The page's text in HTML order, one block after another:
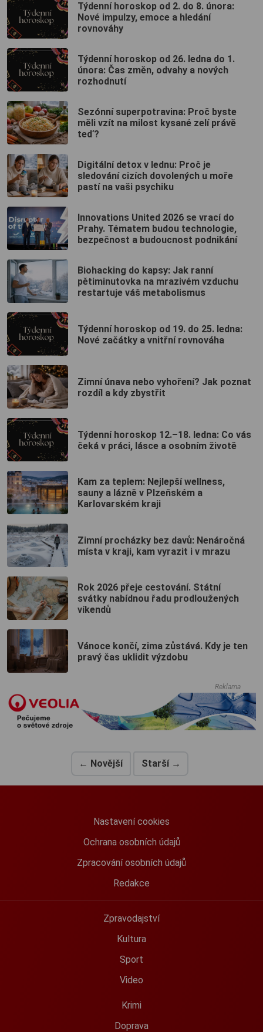
Týdenní horoskop od 2. do 8. února:
Nové impulzy, emoce a hledání
rovnováhy
Týdenní horoskop od 26. ledna do 1.
února: Čas změn, odvahy a nových
rozhodnutí
Sezónní superpotravina: Proč byste
měli vzít na milost kysané zelí právě
teď?
Digitální detox v lednu: Proč je
sledování cizích dovolených u moře
pastí na vaši psychiku
Innovations United 2026 se vrací do
Prahy. Tématem budou technologie,
bezpečnost a budoucnost podnikání
Biohacking do kapsy: Jak ranní
pětiminutovka na mrazivém vzduchu
restartuje váš metabolismus
Týdenní horoskop od 19. do 25. ledna:
Nové začátky a vnitřní rovnováha
Zimní únava nebo vyhoření? Jak poznat
rozdíl a kdy zbystřit
Týdenní horoskop 12.–18. ledna: Co vás
čeká v práci, lásce a osobním životě
Kam za teplem: Nejlepší wellness,
sauny a lázně v Plzeňském a
Karlovarském kraji
Zimní procházky bez davů: Nenáročná
místa v kraji, kam vyrazit i v mrazu
Rok 2026 přeje cestování. Státní
svátky nabídnou řadu prodloužených
víkendů
Vánoce končí, zima zůstává. Kdy je ten
pravý čas uklidit výzdobu
Reklama
← Novější Starší →
Nastavení cookies
Ochrana osobních údajů
Zpracování osobních údajů
Redakce
Zpravodajství
Kultura
Sport
Video
Krimi
Doprava